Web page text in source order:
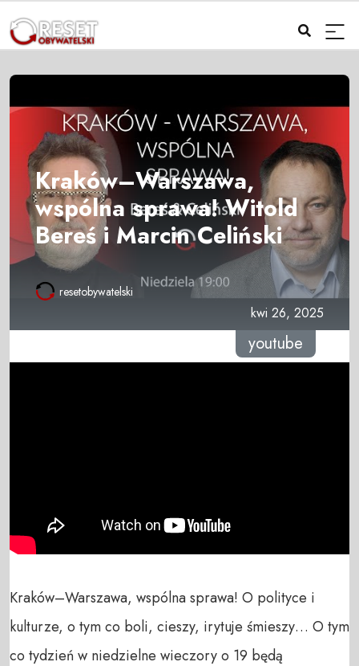
Kraków–Warszawa,
wspólna sprawa! Witold
Bereś i Marcin Celiński
resetobywatelski
kwi 26, 2025
youtube
Kraków–Warszawa, wspólna sprawa! O polityce i
kulturze, o tym co boli, cieszy, irytuje śmieszy… O tym
co tydzień w niedzielne wieczory o 19 będą